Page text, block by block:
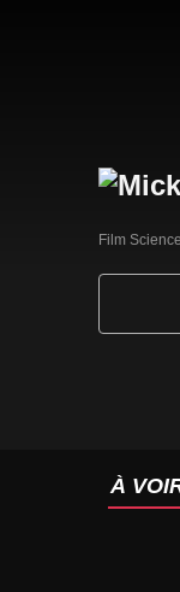
Film
À